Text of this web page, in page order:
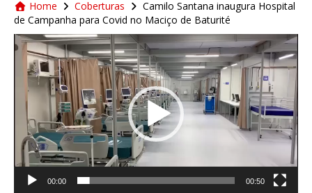
Home Coberturas
Camilo Santana inaugura Hospital
de Campanha para Covid no Maciço de Baturité
Tocador
de
vídeo
00:00 00:50